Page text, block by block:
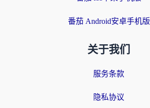
番茄 Android安卓手机版
关于我们
服务条款
隐私协议